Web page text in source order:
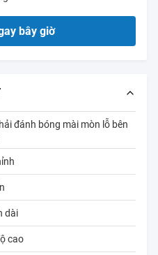
bây giờ
đánh bóng mài mòn lỗ bên
dài
cao